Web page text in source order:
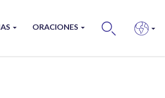
ORACIONES